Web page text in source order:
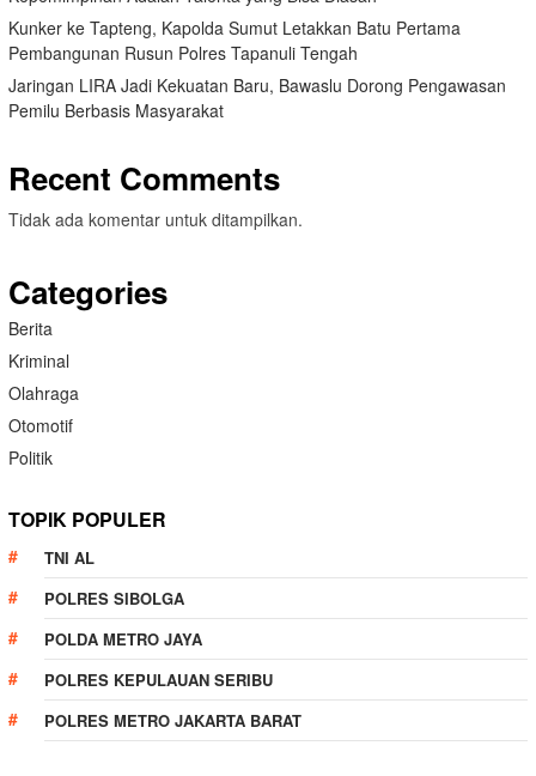
Kunker ke Tapteng, Kapolda Sumut Letakkan Batu Pertama
Pembangunan Rusun Polres Tapanuli Tengah
Jaringan LIRA Jadi Kekuatan Baru, Bawaslu Dorong Pengawasan
Pemilu Berbasis Masyarakat
Recent Comments
Tidak ada komentar untuk ditampilkan.
Categories
Berita
Kriminal
Olahraga
Otomotif
Politik
TOPIK POPULER
TNI AL
POLRES SIBOLGA
POLDA METRO JAYA
POLRES KEPULAUAN SERIBU
POLRES METRO JAKARTA BARAT